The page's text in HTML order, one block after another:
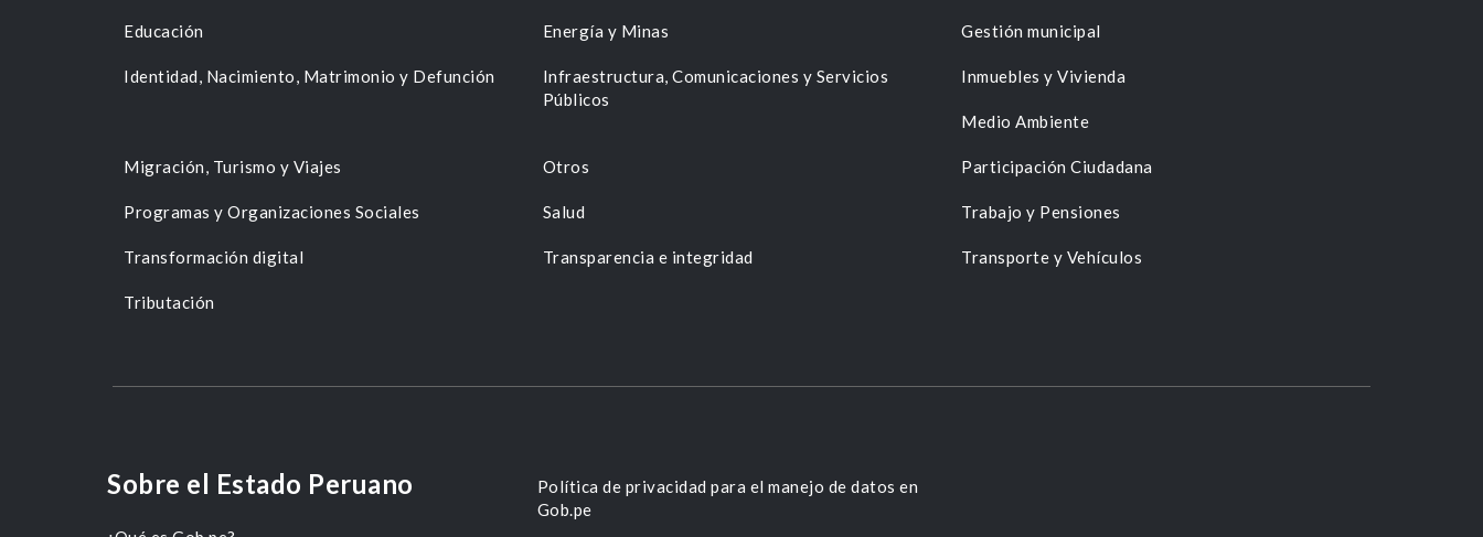
Educación Energía y Minas Gestión municipal
Identidad, Nacimiento, Matrimonio y Defunción
Infraestructura, Comunicaciones y Servicios
Públicos
Inmuebles y Vivienda
Medio Ambiente
Migración, Turismo y Viajes Otros Participación Ciudadana
Programas y Organizaciones Sociales Salud Trabajo y Pensiones
Transformación digital Transparencia e integridad Transporte y Vehículos
Tributación
Sobre el Estado Peruano
Política de privacidad para el manejo de datos en
Gob.pe